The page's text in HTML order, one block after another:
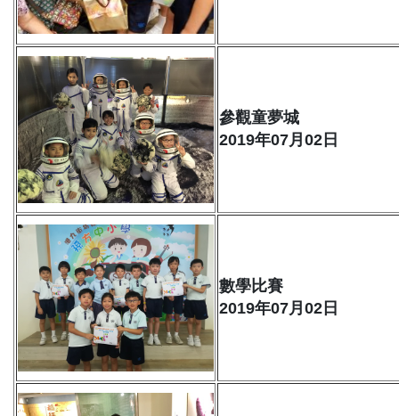
參觀童夢城
2019年07月02日
數學比賽
2019年07月02日